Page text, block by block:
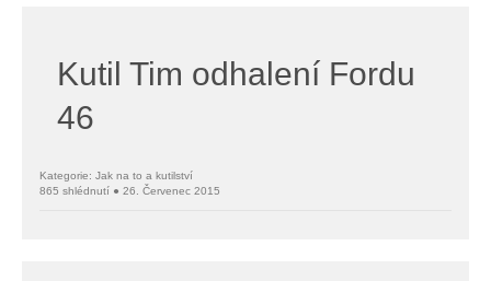
Kutil Tim odhalení Fordu
46
Kategorie: Jak na to a kutilství
865 shlédnutí ● 26. Červenec 2015